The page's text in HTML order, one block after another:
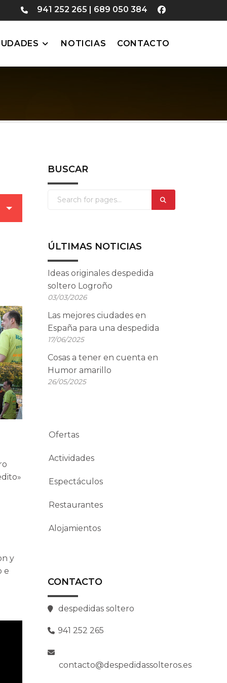
941 252 265 | 689 050 384
NOTICIAS CONTACTO
y
e
BUSCAR
ÚLTIMAS NOTICIAS
Ideas originales despedida
soltero Logroño
03/03/2026
Las mejores ciudades en
España para una despedida
17/06/2025
Cosas a tener en cuenta en
Humor amarillo
26/05/2025
Ofertas
Actividades
Espectáculos
Restaurantes
Alojamientos
CONTACTO
despedidas soltero
941 252 265
contacto@despedidassolteros.es